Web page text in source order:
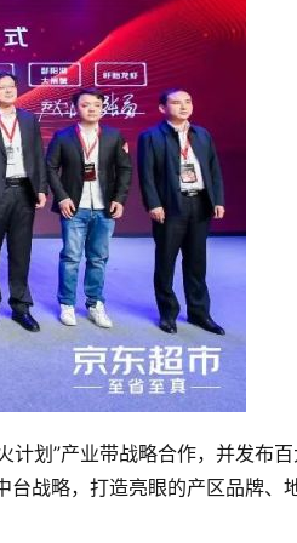
计划”产业带战略合作，并发布
战略，打造亮眼的产区品牌、